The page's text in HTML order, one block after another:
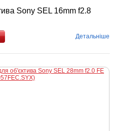
Sony SEL 16mm f2.8
Детальніше